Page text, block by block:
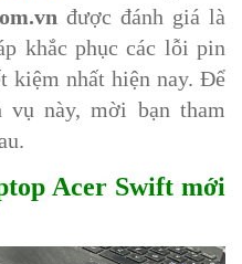
được đánh giá là
khắc phục các lỗi pin
kiệm nhất hiện nay. Để
này, mời bạn tham
Acer Swift mới